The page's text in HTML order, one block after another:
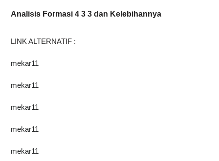
Analisis Formasi 4 3 3 dan Kelebihannya
LINK ALTERNATIF :
mekar11
mekar11
mekar11
mekar11
mekar11